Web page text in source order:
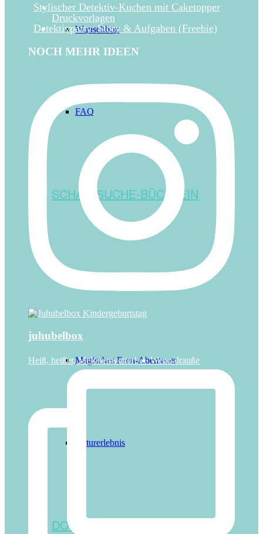
Wunschbox
FAQ
SCHATZSUCHE-BÜCHLEIN
Magisches Feen-Abenteuer
Naturerlebnis
DOWNLOAD-ABENTEUER
Stylischer Detektiv-Kuchen mit Caketopper
Druckvorlagen
Detektivparty: Story & Aufgaben (Freebie)
NOCH MEHR IDEEN
juhubelbox
Heiß, heißer, Melonenwetter! ☀️ Wenn drauße